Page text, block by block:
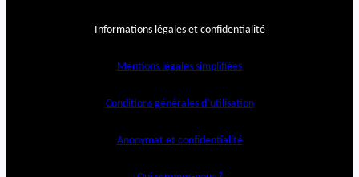
Informations légales et confidentialité
Mentions légales simplifiées
Conditions générales d’utilisation
Anonymat et confidentialité